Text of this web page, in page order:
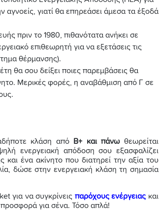
αγνοείς, γιατί θα επηρεάσει άμεσα τα έξοδά
πριν το 1980, πιθανότατα ανήκει σε
επιθεωρητή για να εξετάσεις τις
θέρμανσης).
θα σου δείξει ποιες παρεμβάσεις θα
Μερικές φορές, η αναβάθμιση από Γ σε
κλάση από Β+ και πάνωθεωρείται
ενεργειακή απόδοση σου εξασφαλίζει
ένα ακίνητο που διατηρεί την αξία του
δώσε στην ενεργειακή κλάση τη σημασία
για να συγκρίνεις παρόχους ενέργειας και
για σένα. Τόσο απλά!